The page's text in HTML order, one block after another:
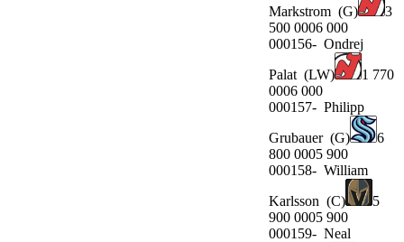
Markstrom (G)
3
500 0006 000
000156- Ondrej
Palat (LW)
1 770
0006 000
000157- Philipp
Grubauer(G)
6
800 0005 900
000158- William
Karlsson (C)
5
900 0005 900
000159- Neal